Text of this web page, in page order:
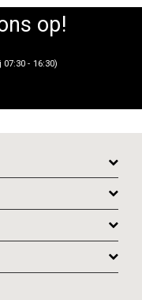
op!
- 16:30)